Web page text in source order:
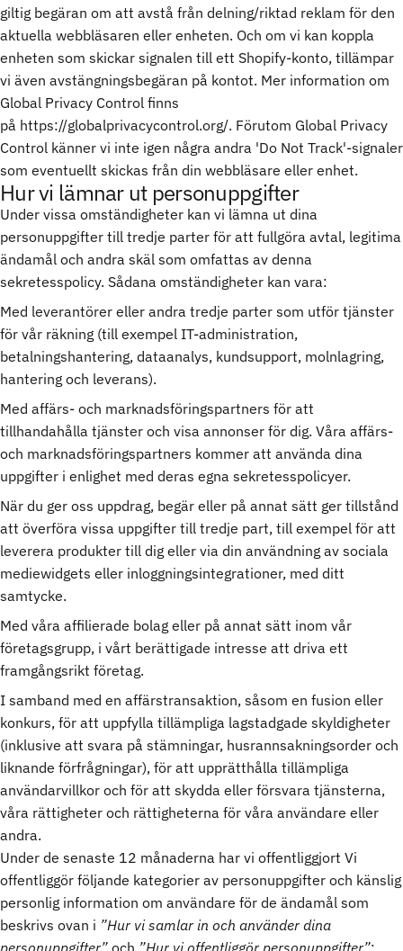
giltig begäran om att avstå från delning/riktad reklam för den
aktuella webbläsaren eller enheten. Och om vi kan koppla
enheten som skickar signalen till ett Shopify-konto, tillämpar
vi även avstängningsbegäran på kontot. Mer information om
Global Privacy Control finns
på https://globalprivacycontrol.org/. Förutom Global Privacy
Control känner vi inte igen några andra 'Do Not Track'-signaler
som eventuellt skickas från din webbläsare eller enhet.
Hur vi lämnar ut personuppgifter
Under vissa omständigheter kan vi lämna ut dina
personuppgifter till tredje parter för att fullgöra avtal, legitima
ändamål och andra skäl som omfattas av denna
sekretesspolicy. Sådana omständigheter kan vara:
Med leverantörer eller andra tredje parter som utför tjänster
för vår räkning (till exempel IT-administration,
betalningshantering, dataanalys, kundsupport, molnlagring,
hantering och leverans).
Med affärs- och marknadsföringspartners för att
tillhandahålla tjänster och visa annonser för dig. Våra affärs-
och marknadsföringspartners kommer att använda dina
uppgifter i enlighet med deras egna sekretesspolicyer.
När du ger oss uppdrag, begär eller på annat sätt ger tillstånd
att överföra vissa uppgifter till tredje part, till exempel för att
leverera produkter till dig eller via din användning av sociala
mediewidgets eller inloggningsintegrationer, med ditt
samtycke.
Med våra affilierade bolag eller på annat sätt inom vår
företagsgrupp, i vårt berättigade intresse att driva ett
framgångsrikt företag.
I samband med en affärstransaktion, såsom en fusion eller
konkurs, för att uppfylla tillämpliga lagstadgade skyldigheter
(inklusive att svara på stämningar, husrannsakningsorder och
liknande förfrågningar), för att upprätthålla tillämpliga
användarvillkor och för att skydda eller försvara tjänsterna,
våra rättigheter och rättigheterna för våra användare eller
andra.
Under de senaste 12 månaderna har vi offentliggjort Vi
offentliggör följande kategorier av personuppgifter och känslig
personlig information om användare för de ändamål som
beskrivs ovan i ”Hur vi samlar in och använder dina
personuppgifter” och ”Hur vi offentliggör personuppgifter”: